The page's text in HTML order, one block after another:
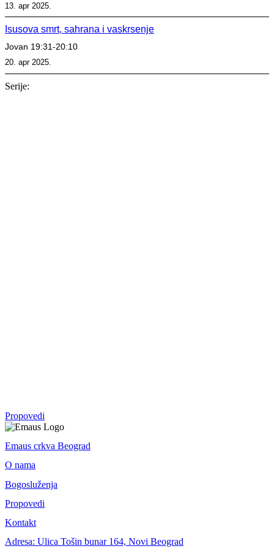
13. apr 2025.
Isusova smrt, sahrana i vaskrsenje
Jovan 19:31-20:10
20. apr 2025.
Serije:
Propovedi
Emaus crkva Beograd
O nama
Bogosluženja
Propovedi
Kontakt
Adresa: Ulica Tošin bunar 164, Novi Beograd